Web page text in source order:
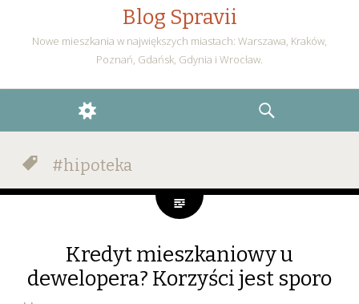
Blog Spravii
Nowe mieszkania w największych miastach: Warszawa, Kraków,
Poznań, Gdańsk, Gdynia i Wrocław.
WIDGETS
SEARCH
#hipoteka
Kredyt mieszkaniowy u
dewelopera? Korzyści jest sporo